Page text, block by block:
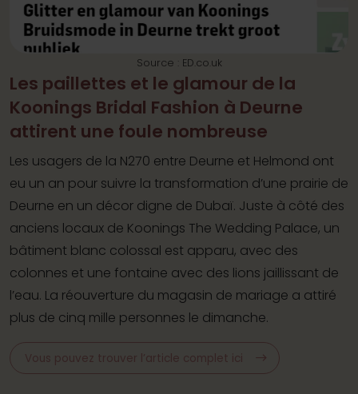
Les paillettes et le glamour de la
Koonings Bridal Fashion à Deurne
attirent une foule nombreuse
Les usagers de la N270 entre Deurne et Helmond ont
eu un an pour suivre la transformation d’une prairie de
Deurne en un décor digne de Dubaï. Juste à côté des
anciens locaux de Koonings The Wedding Palace, un
bâtiment blanc colossal est apparu, avec des
colonnes et une fontaine avec des lions jaillissant de
l’eau. La réouverture du magasin de mariage a attiré
plus de cinq mille personnes le dimanche.
Vous pouvez trouver l’article complet ici
Source : ED.co.uk